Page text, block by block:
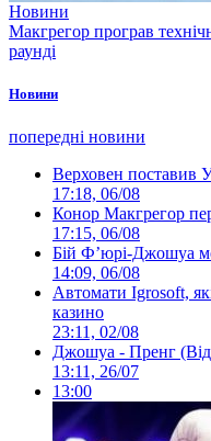
Новини
Макгрегор програв
раунді
Новини
попередні новини
Верховен поставив
17:18, 06/08
Конор Макгрегор
17:15, 06/08
Бій Ф’юрі-Джошуа
14:09, 06/08
Автомати Igrosoft,
казино
23:11, 02/08
Джошуа - Пренг
13:11, 26/07
13:00